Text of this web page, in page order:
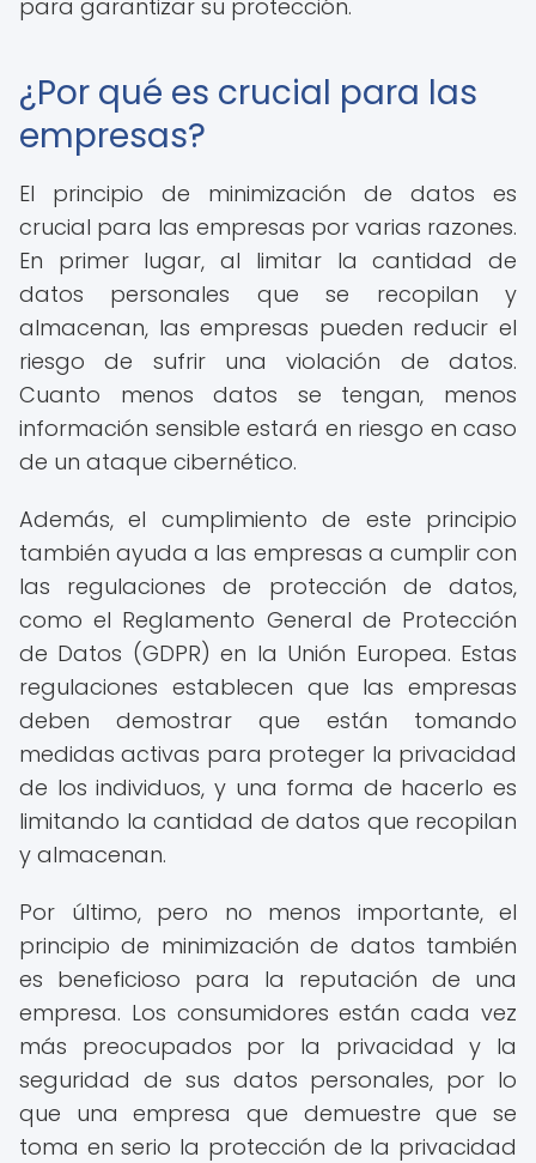
para garantizar su protección.
¿Por qué es crucial para las
empresas?
El principio de minimización de datos es
crucial para las empresas por varias razones.
En primer lugar, al limitar la cantidad de
datos personales que se recopilan y
almacenan, las empresas pueden reducir el
riesgo de sufrir una violación de datos.
Cuanto menos datos se tengan, menos
información sensible estará en riesgo en caso
de un ataque cibernético.
Además, el cumplimiento de este principio
también ayuda a las empresas a cumplir con
las regulaciones de protección de datos,
como el Reglamento General de Protección
de Datos (GDPR) en la Unión Europea. Estas
regulaciones establecen que las empresas
deben demostrar que están tomando
medidas activas para proteger la privacidad
de los individuos, y una forma de hacerlo es
limitando la cantidad de datos que recopilan
y almacenan.
Por último, pero no menos importante, el
principio de minimización de datos también
es beneficioso para la reputación de una
empresa. Los consumidores están cada vez
más preocupados por la privacidad y la
seguridad de sus datos personales, por lo
que una empresa que demuestre que se
toma en serio la protección de la privacidad